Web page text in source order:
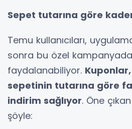
Sepet tutarına göre
Temu kullanıcıları,
sonra bu özel
faydalanabiliyor.
sepetinin tutarına göre
indirim sağlıyor. Öne
şöyle: